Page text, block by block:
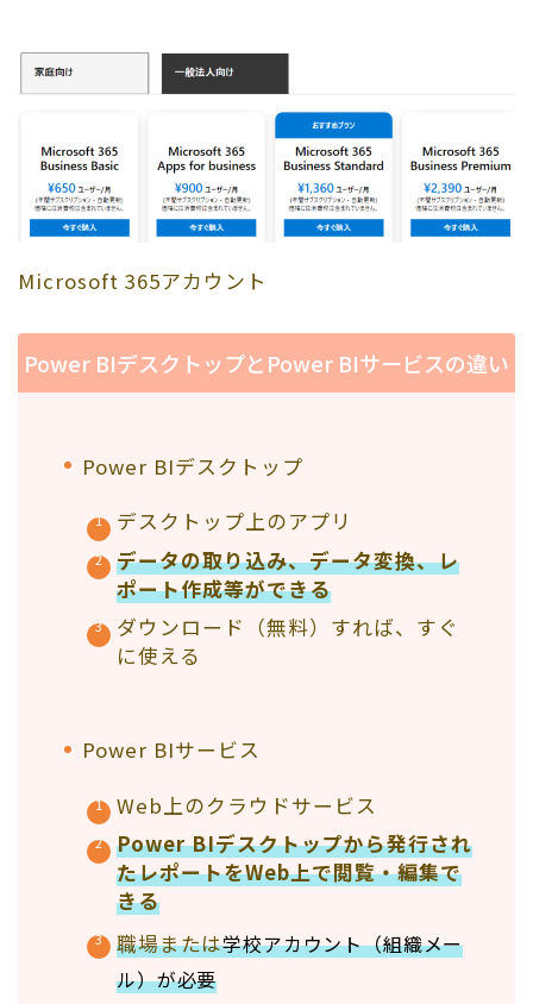
Microsoft 365アカウント
Power BIデスクトップとPower BIサービスの違い
Power BIデスクトップ
デスクトップ上のアプリ
データの取り込み、データ変換、レ
ポート作成等ができる
ダウンロード（無料）すれば、すぐ
に使える
Power BIサービス
Web上のクラウドサービス
Power BIデスクトップから発行され
たレポートをWeb上で閲覧・編集で
きる
職場または学校アカウント（組織メー
ル）が必要